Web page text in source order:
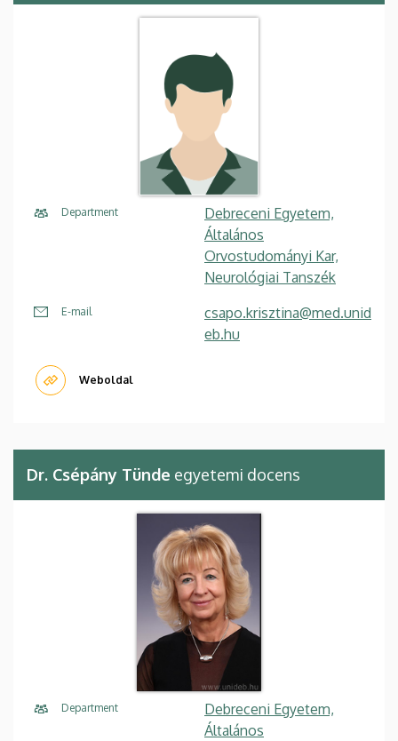
Department
Debreceni Egyetem,
Általános
Orvostudományi Kar,
Neurológiai Tanszék
E-mail
csapo.krisztina@med.unid
eb.hu
Weboldal
Dr. Csépány Tünde egyetemi docens
Department
Debreceni Egyetem,
Általános